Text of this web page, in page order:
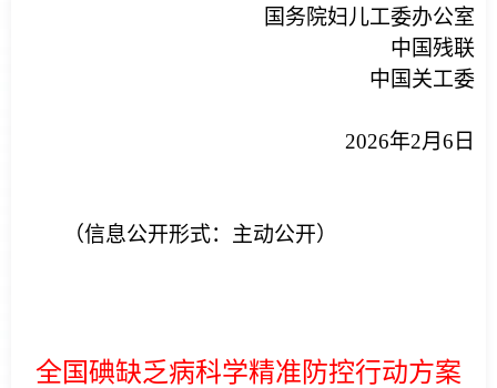
国务院妇儿工委办公室
中国残联
中国关工委
2026年2月6日
（信息公开形式：主动公开）
全国碘缺乏病科学精准防控行动方案